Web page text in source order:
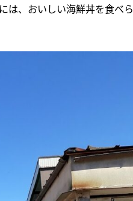
は、おいしい海鮮丼を食べら